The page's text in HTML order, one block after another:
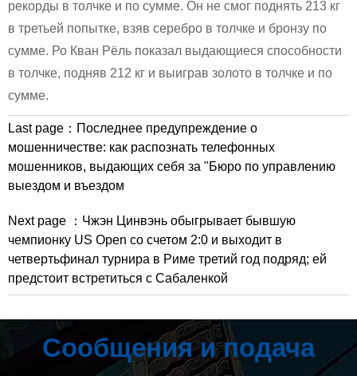
рекорды в толчке и по сумме. Он не смог поднять 213 кг
в третьей попытке, взяв серебро в толчке и бронзу по
сумме. Ро Кван Рёль показал выдающиеся способности
в толчке, подняв 212 кг и выиграв золото в толчке и по
сумме.
Last page： Последнее предупреждение о
мошенничестве: как распознать телефонных
мошенников, выдающих себя за "Бюро по управлению
выездом и въездом
Next page ： Чжэн Цинвэнь обыгрывает бывшую
чемпионку US Open со счетом 2:0 и выходит в
четвертьфинал турнира в Риме третий год подряд; ей
предстоит встретиться с Сабаленкой
Сообщения и подача